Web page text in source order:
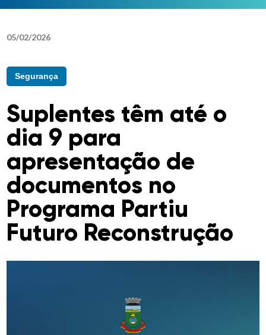
05/02/2026
Segurança
Suplentes têm até o
dia 9 para
apresentação de
documentos no
Programa Partiu
Futuro Reconstrução